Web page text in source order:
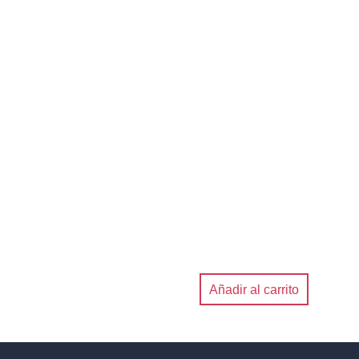
Añadir al carrito